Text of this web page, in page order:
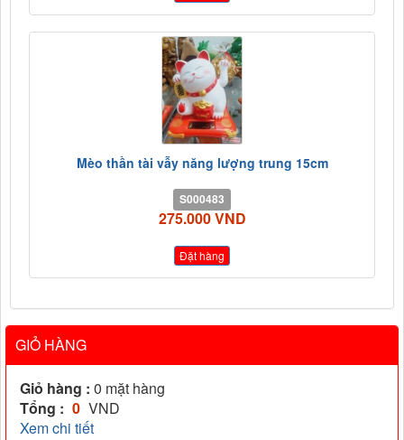
Mèo thần tài vẫy năng lượng trung 15cm
S000483
275.000 VND
Đặt hàng
GIỎ HÀNG
Giỏ hàng : 0 mặt hàng
Tổng : 0 VND
Xem chi tiết